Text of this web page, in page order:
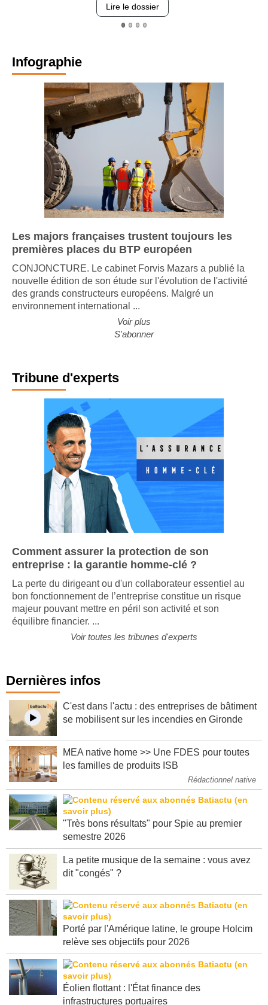
Lire le dossier
Infographie
Les majors françaises trustent toujours les
premières places du BTP européen
CONJONCTURE. Le cabinet Forvis Mazars a publié la
nouvelle édition de son étude sur l'évolution de l'activité
des grands constructeurs européens. Malgré un
environnement international ...
Voir plus
S'abonner
Tribune d'experts
Comment assurer la protection de son
entreprise : la garantie homme-clé ?
La perte du dirigeant ou d'un collaborateur essentiel au
bon fonctionnement de l’entreprise constitue un risque
majeur pouvant mettre en péril son activité et son
équilibre financier. ...
Voir toutes les tribunes d'experts
Dernières infos
C'est dans l'actu : des entreprises de bâtiment
se mobilisent sur les incendies en Gironde
MEA native home >> Une FDES pour toutes
les familles de produits ISB
Rédactionnel native
"Très bons résultats" pour Spie au premier
semestre 2026
La petite musique de la semaine : vous avez
dit "congés" ?
Porté par l'Amérique latine, le groupe Holcim
relève ses objectifs pour 2026
Éolien flottant : l'État finance des
infrastructures portuaires